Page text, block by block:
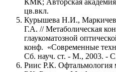
КМК; Авторская
цв.вкл.
Курышева Н.И.,
Г.А. // Метаболическая
глаукоматозной
конф. «Современные
Сб. науч. ст. - М., 2003. -
Риис Р.К.